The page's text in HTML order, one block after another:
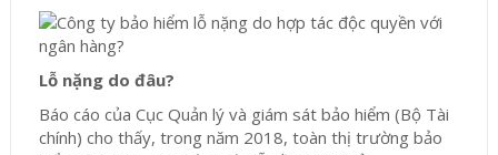
Lỗ nặng do đâu?
Báo cáo của Cục Quản lý và giám sát bảo hiểm (Bộ Tài
chính) cho thấy, trong năm 2018, toàn thị trường bảo